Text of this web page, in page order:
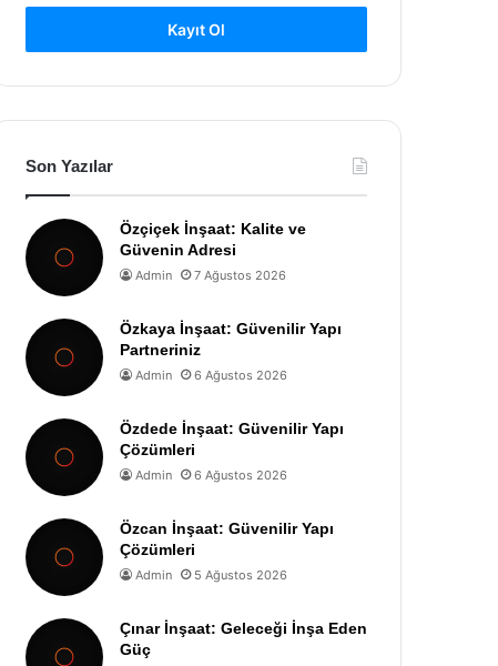
Kayıt Ol
Son Yazılar
Özçiçek İnşaat: Kalite ve
Güvenin Adresi
Admin 7 Ağustos 2026
Özkaya İnşaat: Güvenilir Yapı
Partneriniz
Admin 6 Ağustos 2026
Özdede İnşaat: Güvenilir Yapı
Çözümleri
Admin 6 Ağustos 2026
Özcan İnşaat: Güvenilir Yapı
Çözümleri
Admin 5 Ağustos 2026
Çınar İnşaat: Geleceği İnşa Eden
Güç